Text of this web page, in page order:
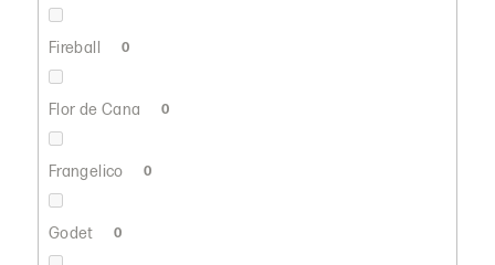
Fireball 0
Flor de Cana 0
Frangelico 0
Godet 0